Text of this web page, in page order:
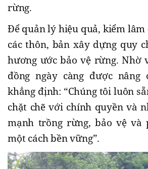
rừng.
Để quản lý hiệu quả, kiểm
các thôn, bản xây dựng quy
hương ước bảo vệ rừng. Nhờ
đồng ngày càng được nâng
khẳng định: “Chúng tôi luôn
chặt chẽ với chính quyền và
mạnh trồng rừng, bảo vệ và
một cách bền vững”.